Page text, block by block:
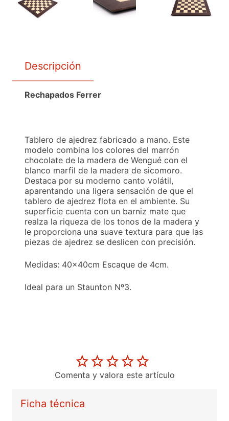
Comenta y valora este artículo
Ficha técnica
Descripción
Rechapados Ferrer
Tablero de ajedrez fabricado a mano. Este
modelo combina los colores del marrón
chocolate de la madera de Wengué con el
blanco marfil de la madera de sicomoro.
Destaca por su moderno canto volátil,
aparentando una ligera sensación de que el
tablero de ajedrez flota en el ambiente. Su
superficie cuenta con un barniz mate que
realza la riqueza de los tonos de la madera y
le proporciona una suave textura para que las
piezas de ajedrez se deslicen con precisión.
Medidas: 40x40cm Escaque de 4cm.
Ideal para un Staunton Nº3.